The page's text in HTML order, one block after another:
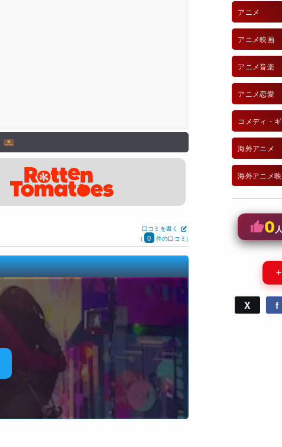
口コミを書く
(
0 件の口コミ)
アニメ
アニメ映画
アニメ音楽
アニメ恋愛
コメディ・
海外アニメ
海外アニメ
0
X f